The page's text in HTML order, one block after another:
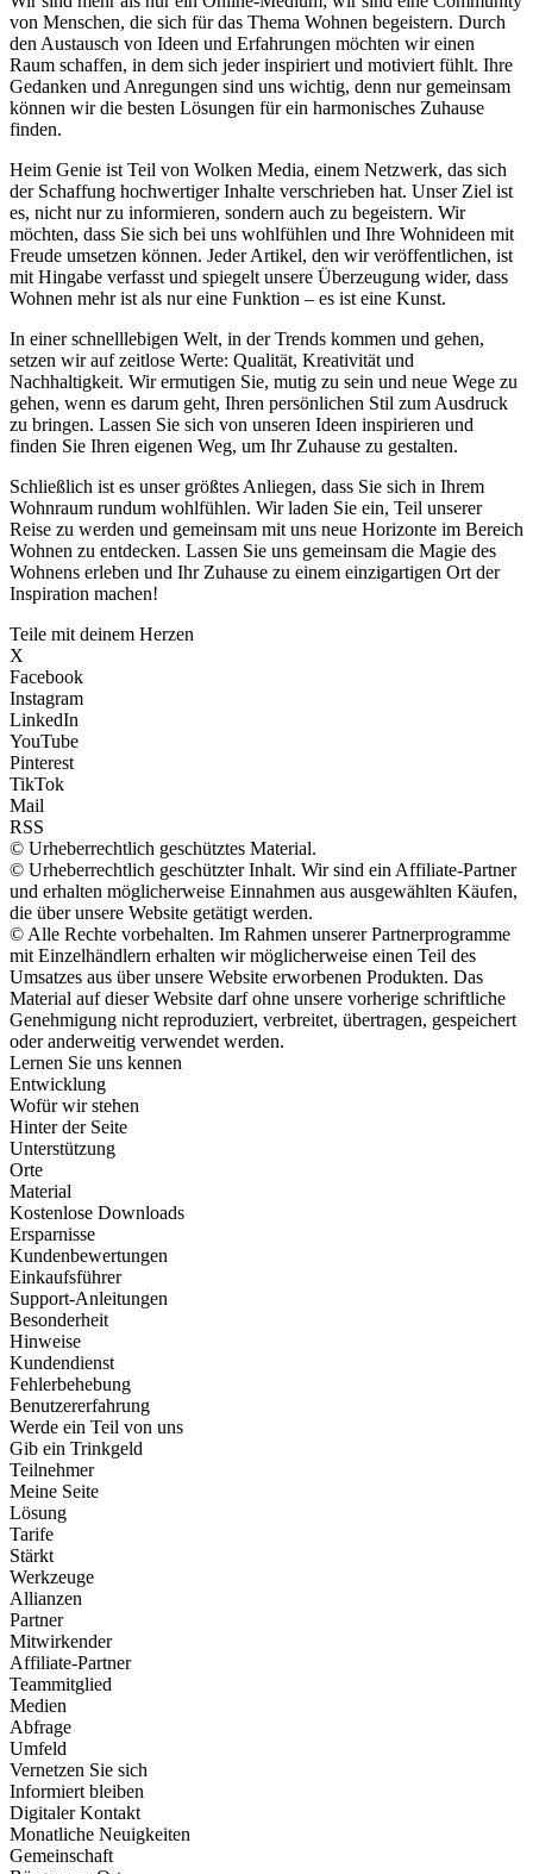
von Menschen, die sich für das Thema Wohnen begeistern. Durch
den Austausch von Ideen und Erfahrungen möchten wir einen
Raum schaffen, in dem sich jeder inspiriert und motiviert fühlt. Ihre
Gedanken und Anregungen sind uns wichtig, denn nur gemeinsam
können wir die besten Lösungen für ein harmonisches Zuhause
finden.
Heim Genie ist Teil von Wolken Media, einem Netzwerk, das sich
der Schaffung hochwertiger Inhalte verschrieben hat. Unser Ziel ist
es, nicht nur zu informieren, sondern auch zu begeistern. Wir
möchten, dass Sie sich bei uns wohlfühlen und Ihre Wohnideen mit
Freude umsetzen können. Jeder Artikel, den wir veröffentlichen, ist
mit Hingabe verfasst und spiegelt unsere Überzeugung wider, dass
Wohnen mehr ist als nur eine Funktion – es ist eine Kunst.
In einer schnelllebigen Welt, in der Trends kommen und gehen,
setzen wir auf zeitlose Werte: Qualität, Kreativität und
Nachhaltigkeit. Wir ermutigen Sie, mutig zu sein und neue Wege zu
gehen, wenn es darum geht, Ihren persönlichen Stil zum Ausdruck
zu bringen. Lassen Sie sich von unseren Ideen inspirieren und
finden Sie Ihren eigenen Weg, um Ihr Zuhause zu gestalten.
Schließlich ist es unser größtes Anliegen, dass Sie sich in Ihrem
Wohnraum rundum wohlfühlen. Wir laden Sie ein, Teil unserer
Reise zu werden und gemeinsam mit uns neue Horizonte im Bereich
Wohnen zu entdecken. Lassen Sie uns gemeinsam die Magie des
Wohnens erleben und Ihr Zuhause zu einem einzigartigen Ort der
Inspiration machen!
Teile mit deinem Herzen
X
Facebook
Instagram
LinkedIn
YouTube
Pinterest
TikTok
Mail
RSS
© Urheberrechtlich geschütztes Material.
© Urheberrechtlich geschützter Inhalt. Wir sind ein Affiliate-Partner
und erhalten möglicherweise Einnahmen aus ausgewählten Käufen,
die über unsere Website getätigt werden.
© Alle Rechte vorbehalten. Im Rahmen unserer Partnerprogramme
mit Einzelhändlern erhalten wir möglicherweise einen Teil des
Umsatzes aus über unsere Website erworbenen Produkten. Das
Material auf dieser Website darf ohne unsere vorherige schriftliche
Genehmigung nicht reproduziert, verbreitet, übertragen, gespeichert
oder anderweitig verwendet werden.
Lernen Sie uns kennen
Entwicklung
Wofür wir stehen
Hinter der Seite
Unterstützung
Orte
Material
Kostenlose Downloads
Ersparnisse
Kundenbewertungen
Einkaufsführer
Support-Anleitungen
Besonderheit
Hinweise
Kundendienst
Fehlerbehebung
Benutzererfahrung
Werde ein Teil von uns
Gib ein Trinkgeld
Teilnehmer
Meine Seite
Lösung
Tarife
Stärkt
Werkzeuge
Allianzen
Partner
Mitwirkender
Affiliate-Partner
Teammitglied
Medien
Abfrage
Umfeld
Vernetzen Sie sich
Informiert bleiben
Digitaler Kontakt
Monatliche Neuigkeiten
Gemeinschaft